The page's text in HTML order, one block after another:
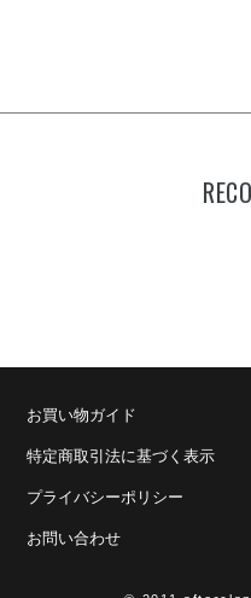
お買い物ガイド
特定商取引法に基づく表示
プライバシーポリシー
お問い合わせ